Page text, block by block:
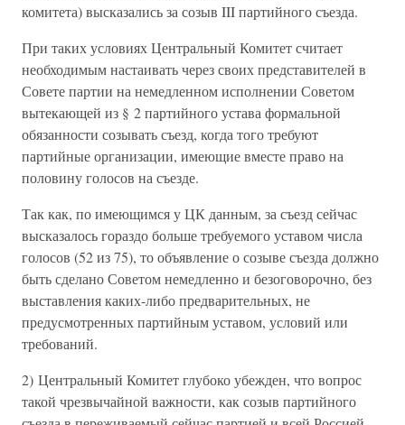
комитета) высказались за созыв III партийного съезда.
При таких условиях Центральный Комитет считает
необходимым настаивать через своих представителей в
Совете партии на немедленном исполнении Советом
вытекающей из § 2 партийного устава формальной
обязанности созывать съезд, когда того требуют
партийные организации, имеющие вместе право на
половину голосов на съезде.
Так как, по имеющимся у ЦК данным, за съезд сейчас
высказалось гораздо больше требуемого уставом числа
голосов (52 из 75), то объявление о созыве съезда должно
быть сделано Советом немедленно и безоговорочно, без
выставления каких-либо предварительных, не
предусмотренных партийным уставом, условий или
требований.
2) Центральный Комитет глубоко убежден, что вопрос
такой чрезвычайной важности, как созыв партийного